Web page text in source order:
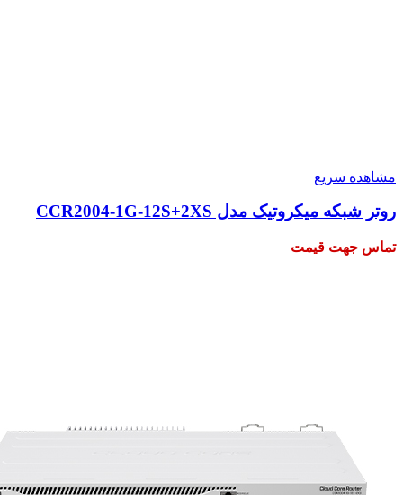
مشاهده سریع
روتر شبکه میکروتیک مدل CCR2004-1G-12S+2XS
تماس جهت قیمت